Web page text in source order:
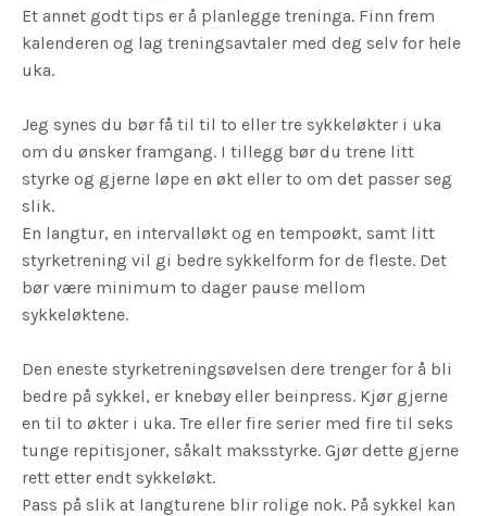
Et annet godt tips er å planlegge treninga. Finn frem
kalenderen og lag treningsavtaler med deg selv for hele
uka.
Jeg synes du bør få til til to eller tre sykkeløkter i uka
om du ønsker framgang. I tillegg bør du trene litt
styrke og gjerne løpe en økt eller to om det passer seg
slik.
En langtur, en intervalløkt og en tempoøkt, samt litt
styrketrening vil gi bedre sykkelform for de fleste. Det
bør være minimum to dager pause mellom
sykkeløktene.
Den eneste styrketreningsøvelsen dere trenger for å bli
bedre på sykkel, er knebøy eller beinpress. Kjør gjerne
en til to økter i uka. Tre eller fire serier med fire til seks
tunge repitisjoner, såkalt maksstyrke. Gjør dette gjerne
rett etter endt sykkeløkt.
Pass på slik at langturene blir rolige nok. På sykkel kan